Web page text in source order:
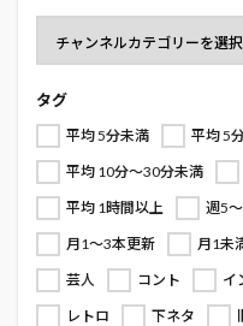
タグ
平均 5分未満
平均 5
平均 10分～30分未満
平均 1時間以上
週5
月1～3本更新
月1未
芸人
コント イ
レトロ
下ネタ